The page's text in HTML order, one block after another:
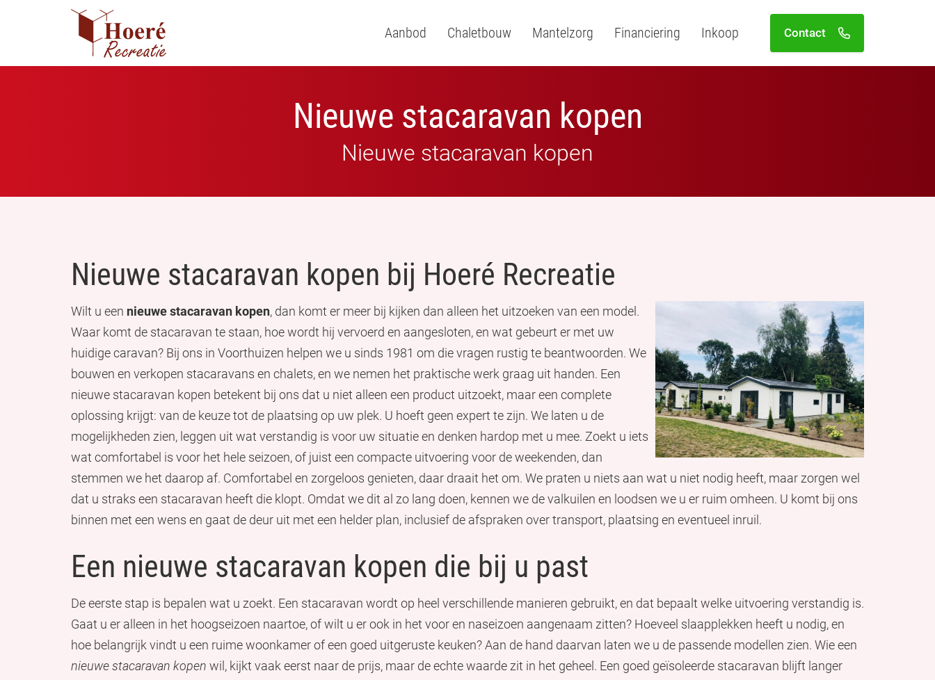
Nieuwe stacaravan kopen
Nieuwe stacaravan kopen
Nieuwe stacaravan kopen bij Hoeré Recreatie
Wilt u een nieuwe stacaravan kopen, dan komt er meer bij kijken dan alleen het uitzoeken van een model.
Waar komt de stacaravan te staan, hoe wordt hij vervoerd en aangesloten, en wat gebeurt er met uw
huidige caravan? Bij ons in Voorthuizen helpen we u sinds 1981 om die vragen rustig te beantwoorden. We
bouwen en verkopen stacaravans en chalets, en we nemen het praktische werk graag uit handen. Een
nieuwe stacaravan kopen betekent bij ons dat u niet alleen een product uitzoekt, maar een complete
oplossing krijgt: van de keuze tot de plaatsing op uw plek. U hoeft geen expert te zijn. We laten u de
mogelijkheden zien, leggen uit wat verstandig is voor uw situatie en denken hardop met u mee. Zoekt u iets
wat comfortabel is voor het hele seizoen, of juist een compacte uitvoering voor de weekenden, dan
stemmen we het daarop af. Comfortabel en zorgeloos genieten, daar draait het om. We praten u niets aan wat u niet nodig heeft, maar zorgen wel
dat u straks een stacaravan heeft die klopt. Omdat we dit al zo lang doen, kennen we de valkuilen en loodsen we u er ruim omheen. U komt bij ons
binnen met een wens en gaat de deur uit met een helder plan, inclusief de afspraken over transport, plaatsing en eventueel inruil.
Een nieuwe stacaravan kopen die bij u past
De eerste stap is bepalen wat u zoekt. Een stacaravan wordt op heel verschillende manieren gebruikt, en dat bepaalt welke uitvoering verstandig is.
Gaat u er alleen in het hoogseizoen naartoe, of wilt u er ook in het voor en naseizoen aangenaam zitten? Hoeveel slaapplekken heeft u nodig, en
hoe belangrijk vindt u een ruime woonkamer of een goed uitgeruste keuken? Aan de hand daarvan laten we u de passende modellen zien. Wie een
nieuwe stacaravan kopen wil, kijkt vaak eerst naar de prijs, maar de echte waarde zit in het geheel. Een goed geïsoleerde stacaravan blijft langer
Contact
Aanbod Chaletbouw Mantelzorg Financiering Inkoop